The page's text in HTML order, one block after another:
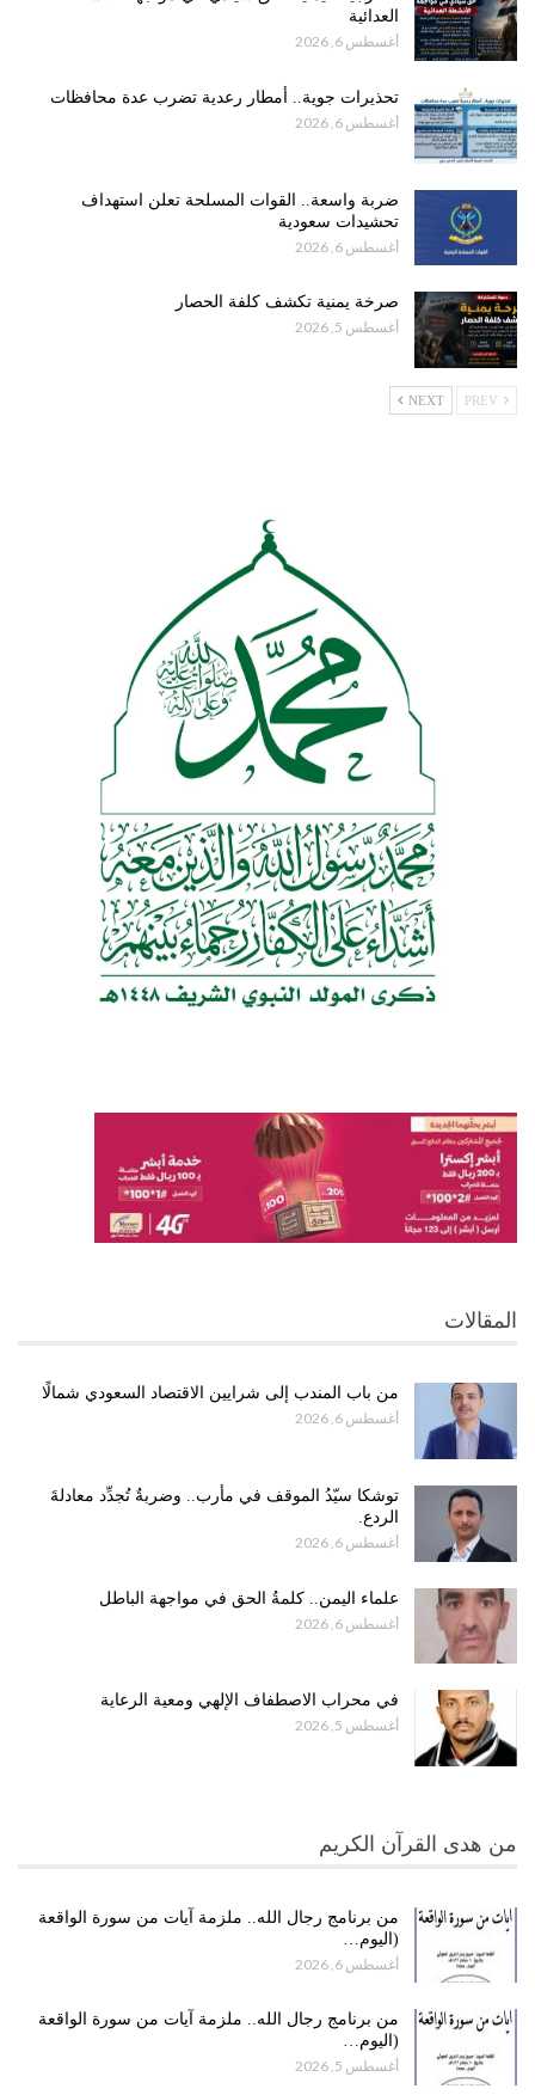
العدائية
أغسطس 6, 2026
تحذيرات جوية.. أمطار رعدية تضرب عدة محافظات
أغسطس 6, 2026
ضربة واسعة.. القوات المسلحة تعلن استهداف
تحشيدات سعودية
أغسطس 6, 2026
صرخة يمنية تكشف كلفة الحصار
أغسطس 5, 2026
NEXT
المقالات
من باب المندب إلى شرايين الاقتصاد السعودي شمالًا
أغسطس 6, 2026
توشكا سيّدُ الموقف في مأرب.. وضربةٌ تُجدِّد معادلةَ
الردع.
أغسطس 6, 2026
علماء اليمن.. كلمةُ الحق في مواجهة الباطل
أغسطس 6, 2026
في محراب الاصطفاف الإلهي ومعية الرعاية
أغسطس 5, 2026
من هدى القرآن الكريم
من برنامج رجال الله.. ملزمة آيات من سورة الواقعة
(اليوم…
أغسطس 6, 2026
من برنامج رجال الله.. ملزمة آيات من سورة الواقعة
(اليوم…
أغسطس 5, 2026